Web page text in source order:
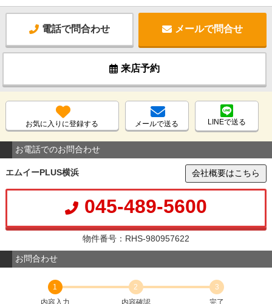
電話で問合わせ メールで問合せ
来店予約
お気に入りに登録する メールで送る LINEで送る
お電話でのお問合わせ
エムイーPLUS横浜 会社概要はこちら
045-489-5600
物件番号：RHS-980957622
お問合わせ
1
内容入力
2
内容確認
3
完了